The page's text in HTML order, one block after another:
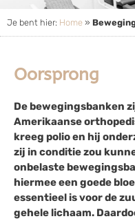
Je bent hier: Home »
Oorsprong
De bewegingsbanken
Amerikaanse
kreeg polio en hij
zij in conditie zou
onbelaste
hiermee een goede
essentieel is voor de
gehele lichaam.